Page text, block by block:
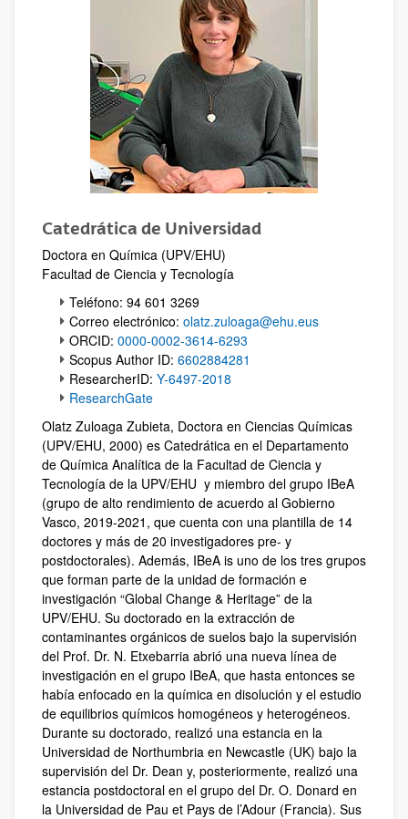
Catedrática de Universidad
Doctora en Química (UPV/EHU)
Facultad de Ciencia y Tecnología
Teléfono: 94 601 3269
Correo electrónico: olatz.zuloaga@ehu.eus
ORCID: 0000-0002-3614-6293
Scopus Author ID: 6602884281
ResearcherID: Y-6497-2018
ResearchGate
Olatz Zuloaga Zubieta, Doctora en Ciencias Químicas
(UPV/EHU, 2000) es Catedrática en el Departamento
de Química Analítica de la Facultad de Ciencia y
Tecnología de la UPV/EHU y miembro del grupo IBeA
(grupo de alto rendimiento de acuerdo al Gobierno
Vasco, 2019-2021, que cuenta con una plantilla de 14
doctores y más de 20 investigadores pre- y
postdoctorales). Además, IBeA is uno de los tres grupos
que forman parte de la unidad de formación e
investigación “Global Change & Heritage” de la
UPV/EHU. Su doctorado en la extracción de
contaminantes orgánicos de suelos bajo la supervisión
del Prof. Dr. N. Etxebarria abrió una nueva línea de
investigación en el grupo IBeA, que hasta entonces se
había enfocado en la química en disolución y el estudio
de equilibrios químicos homogéneos y heterogéneos.
Durante su doctorado, realizó una estancia en la
Universidad de Northumbria en Newcastle (UK) bajo la
supervisión del Dr. Dean y, posteriormente, realizó una
estancia postdoctoral en el grupo del Dr. O. Donard en
la Universidad de Pau et Pays de l’Adour (Francia). Sus